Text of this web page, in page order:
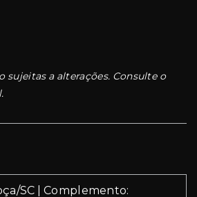
sujeitas a alterações. Consulte o
SC | Complemento: